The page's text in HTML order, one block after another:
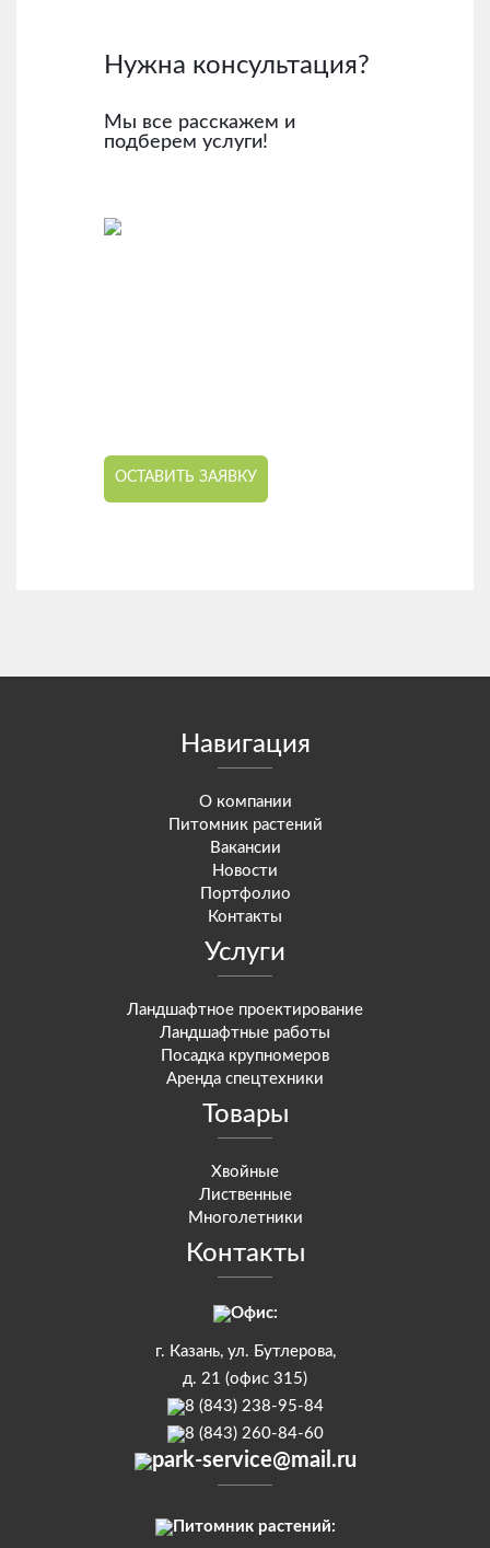
Нужна консультация?
Мы все расскажем и
подберем услуги!
ОСТАВИТЬ ЗАЯВКУ
Навигация
О компании
Питомник растений
Вакансии
Новости
Портфолио
Контакты
Услуги
Ландшафтное проектирование
Ландшафтные работы
Посадка крупномеров
Аренда спецтехники
Товары
Хвойные
Лиственные
Многолетники
Контакты
Офис:
г. Казань, ул. Бутлерова,
д. 21 (офис 315)
8 (843) 238-95-84
8 (843) 260-84-60
park-service@mail.ru
Питомник растений: